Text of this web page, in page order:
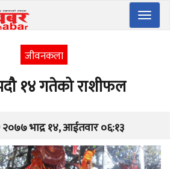
Toggle
जीवनकला
१४ गतेको राशीफल
२०७७ भाद्र १४, आईतवार ०६:१३